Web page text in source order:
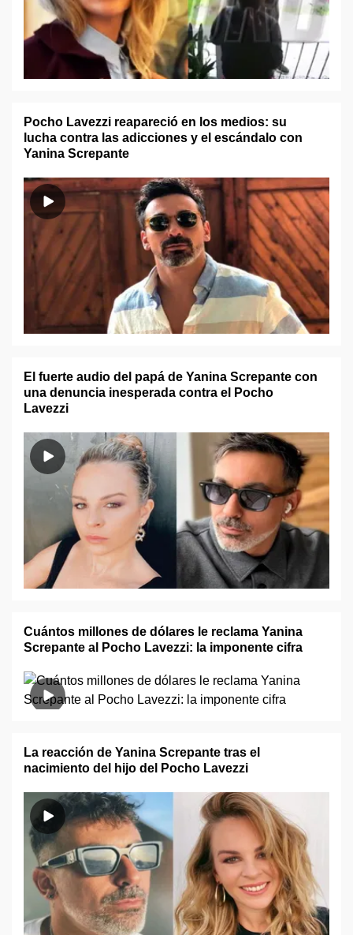
Pocho Lavezzi reapareció en los medios: su
lucha contra las adicciones y el escándalo con
Yanina Screpante
El fuerte audio del papá de Yanina Screpante con
una denuncia inesperada contra el Pocho
Lavezzi
Cuántos millones de dólares le reclama Yanina
Screpante al Pocho Lavezzi: la imponente cifra
La reacción de Yanina Screpante tras el
nacimiento del hijo del Pocho Lavezzi